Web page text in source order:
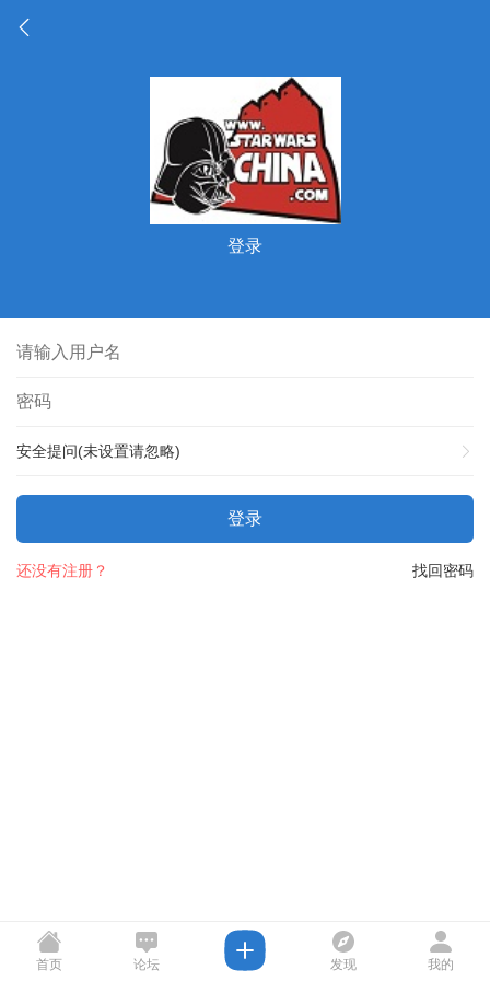
登录
安全提问(未设置请忽略)
登录
找回密码
还没有注册？
首页 论坛 发现 我的